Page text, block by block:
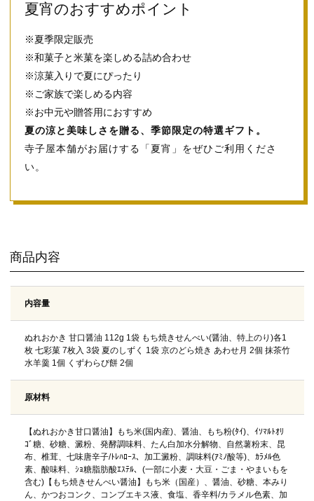
夏宵のおすすめポイント
※夏季限定販売
※和菓子と米菓を楽しめる詰め合わせ
※涼菓入りで夏にぴったり
※ご家族で楽しめる内容
※お中元や贈答用におすすめ
夏の涼と美味しさを贈る、季節限定の特選ギフト。
寺子屋本舗がお届けする「夏宵」をぜひご利用くださ
い。
商品内容
内容量
ぬれおかき 甘口醤油 112g 1袋 もち焼きせんべい(醤油、特上のり)各1
枚 七彩菓 7枚入 3袋 夏のしずく 1袋 京のどら焼き あわせ月 2個 抹茶竹
水羊羹 1個 くずわらび餅 2個
原材料
【ぬれおかき甘口醤油】もち米(国内産)、醤油、もち粉(ﾀｲ)、ｲｿﾏﾙﾄｵﾘ
ｺﾞ糖、砂糖、澱粉、発酵調味料、たん白加水分解物、自然薯粉末、昆
布、椎茸、七味唐辛子/ﾄﾚﾊﾛｰｽ、加工澱粉、調味料(ｱﾐﾉ酸等)、ｶﾗﾒﾙ色
素、酸味料、ｼｮ糖脂肪酸ｴｽﾃﾙ、(一部に小麦・大豆・ごま・やまいもを
含む)【もち焼きせんべい醤油】もち米（国産）、醤油、砂糖、本みり
ん、かつおコンク、コンブエキス液、食塩、香辛料/カラメル色素、加